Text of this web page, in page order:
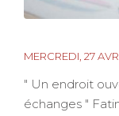
MERCREDI, 27
" Un endroit
échanges "